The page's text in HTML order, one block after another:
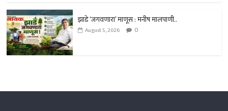
झाडे ‘जगवणारा’ माणूस : मनीष मालपाणी..
August 5, 2026 0